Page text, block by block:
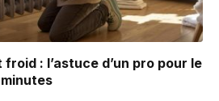
: l’astuce d’un pro pour le